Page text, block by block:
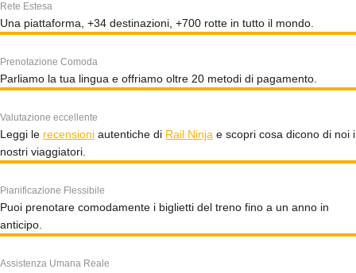
Rete Estesa
Una piattaforma, +34 destinazioni, +700 rotte in tutto il mondo.
Prenotazione Comoda
Parliamo la tua lingua e offriamo oltre 20 metodi di pagamento.
Valutazione eccellente
Leggi le recensioni autentiche di Rail Ninja e scopri cosa dicono di noi i
nostri viaggiatori.
Pianificazione Flessibile
Puoi prenotare comodamente i biglietti del treno fino a un anno in
anticipo.
Assistenza Umana Reale